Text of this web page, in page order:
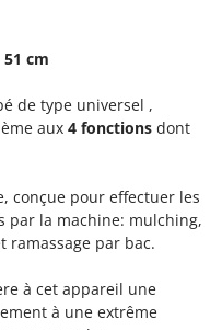
cm
de type universel ,
aux 4 fonctions dont
conçue pour effectuer les
par la machine: mulching,
ramassage par bac.
à cet appareil une
à une extrême